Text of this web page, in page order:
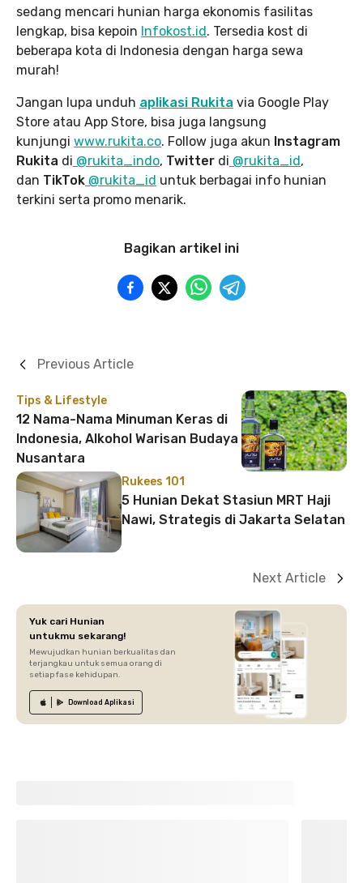
sedang mencari hunian harga ekonomis fasilitas
lengkap, bisa kepoin Infokost.id. Tersedia kost di
beberapa kota di Indonesia dengan harga sewa
murah!
Jangan lupa unduh aplikasi Rukita via Google Play
Store atau App Store, bisa juga langsung
kunjungi www.rukita.co. Follow juga akun Instagram
Rukita di @rukita_indo, Twitter di @rukita_id,
dan TikTok @rukita_id untuk berbagai info hunian
terkini serta promo menarik.
Bagikan artikel ini
Tips & Lifestyle
12 Nama-Nama Minuman Keras di
Indonesia, Alkohol Warisan Budaya
Nusantara
Previous Article
Rukees 101
5 Hunian Dekat Stasiun MRT Haji
Nawi, Strategis di Jakarta Selatan
Next Article
Yuk cari Hunian
untukmu sekarang!
Mewujudkan hunian berkualitas dan
terjangkau untuk semua orang di
setiap fase kehidupan.
Download Aplikasi